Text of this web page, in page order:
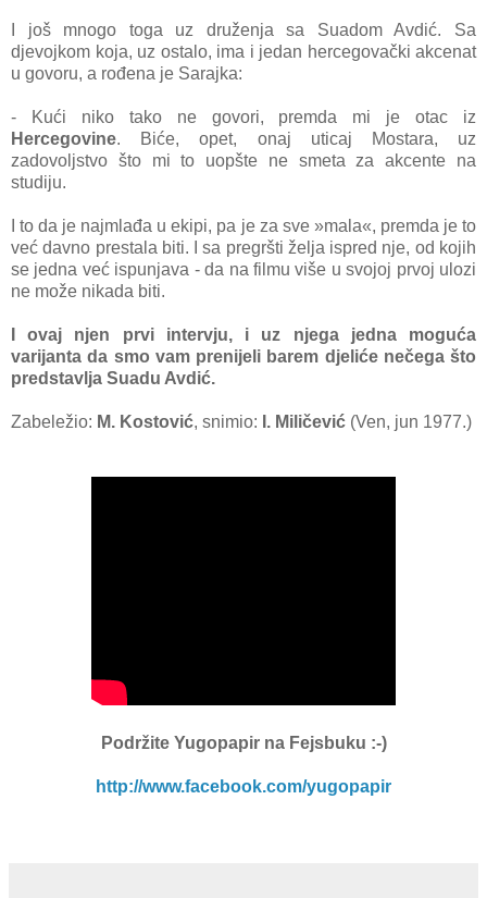
I još mnogo toga uz druženja sa Suadom Avdić. Sa
djevojkom koja, uz ostalo, ima i jedan hercegovački akcenat
u govoru, a rođena je Sarajka:
- Kući niko tako ne govori, premda mi je otac iz
Hercegovine. Biće, opet, onaj uticaj Mostara, uz
zadovoljstvo što mi to uopšte ne smeta za akcente na
studiju.
I to da je najmlađa u ekipi, pa je za sve »mala«, premda je to
već davno prestala biti. I sa pregršti želja ispred nje, od kojih
se jedna već ispunjava - da na filmu više u svojoj prvoj ulozi
ne može nikada biti.
I ovaj njen prvi intervju, i uz njega jedna moguća
varijanta da smo vam prenijeli barem djeliće nečega što
predstavlja Suadu Avdić.
Zabeležio: M. Kostović, snimio: I. Miličević (Ven, jun 1977.)
Podržite Yugopapirna Fejsbuku :-)
http://www.facebook.com/yugopapir